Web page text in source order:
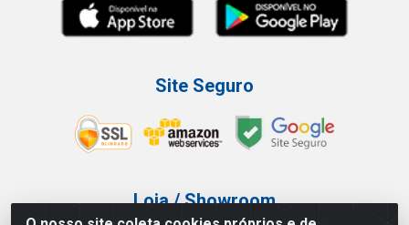
Site Seguro
Loja / Showroom